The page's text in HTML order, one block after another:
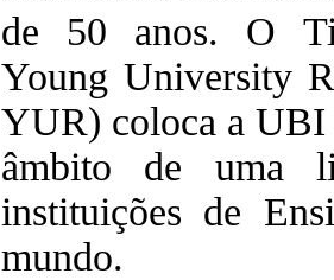
de 50 anos. O
Young University
YUR) coloca a UBI
âmbito de uma
instituições de
mundo.